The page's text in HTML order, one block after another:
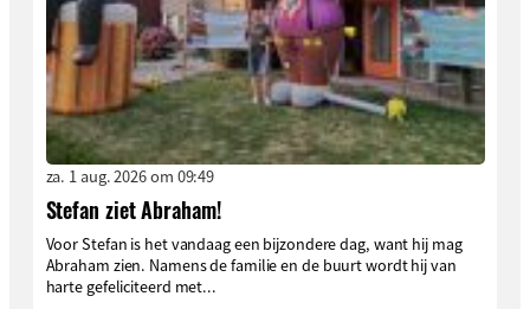
za. 1 aug. 2026 om 09:49
Stefan ziet Abraham!
Voor Stefan is het vandaag een bijzondere dag, want hij mag
Abraham zien. Namens de familie en de buurt wordt hij van
harte gefeliciteerd met...